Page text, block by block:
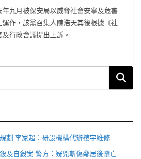
年九月被保安局以威脅社會安寧及危害
作，該黨召集人陳浩天其後根據《社
行政會議提出上訴。
劃 李家超：研設機構代辦樓宇維修
及自殺案 警方：疑兇斬傷鄰居後墮亡